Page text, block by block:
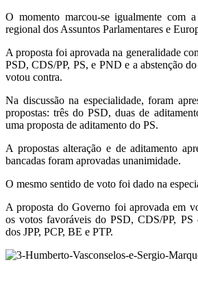
O momento marcou-se igualmente com
regional dos Assuntos Parlamentares e
A proposta foi aprovada na generalidade
PSD, CDS/PP, PS, e PND e a abstenção
votou contra.
Na discussão na especialidade, foram
propostas: três do PSD, duas de
uma proposta de aditamento do PS.
A propostas alteração e de aditamento
bancadas foram aprovadas unanimidade.
O mesmo sentido de voto foi dado na
A proposta do Governo foi aprovada em
os votos favoráveis do PSD, CDS/PP, PS
dos JPP, PCP, BE e PTP.